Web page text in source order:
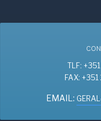
TLF:
FAX:
EMAIL: